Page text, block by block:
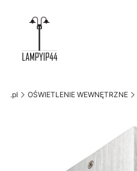
OŚWIETLENIE WEWNĘTRZNE